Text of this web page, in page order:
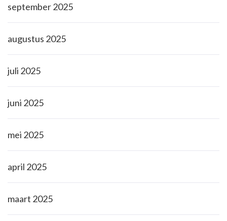
september 2025
augustus 2025
juli 2025
juni 2025
mei 2025
april 2025
maart 2025